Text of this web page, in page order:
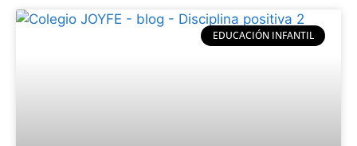
EDUCACIÓN INFANTIL